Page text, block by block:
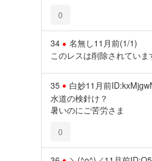
0
34 名無し11月前(1/1)
このレスは削除されていま
35 白妙11月前
水道の検針け？
暑いのにご苦労さま
0